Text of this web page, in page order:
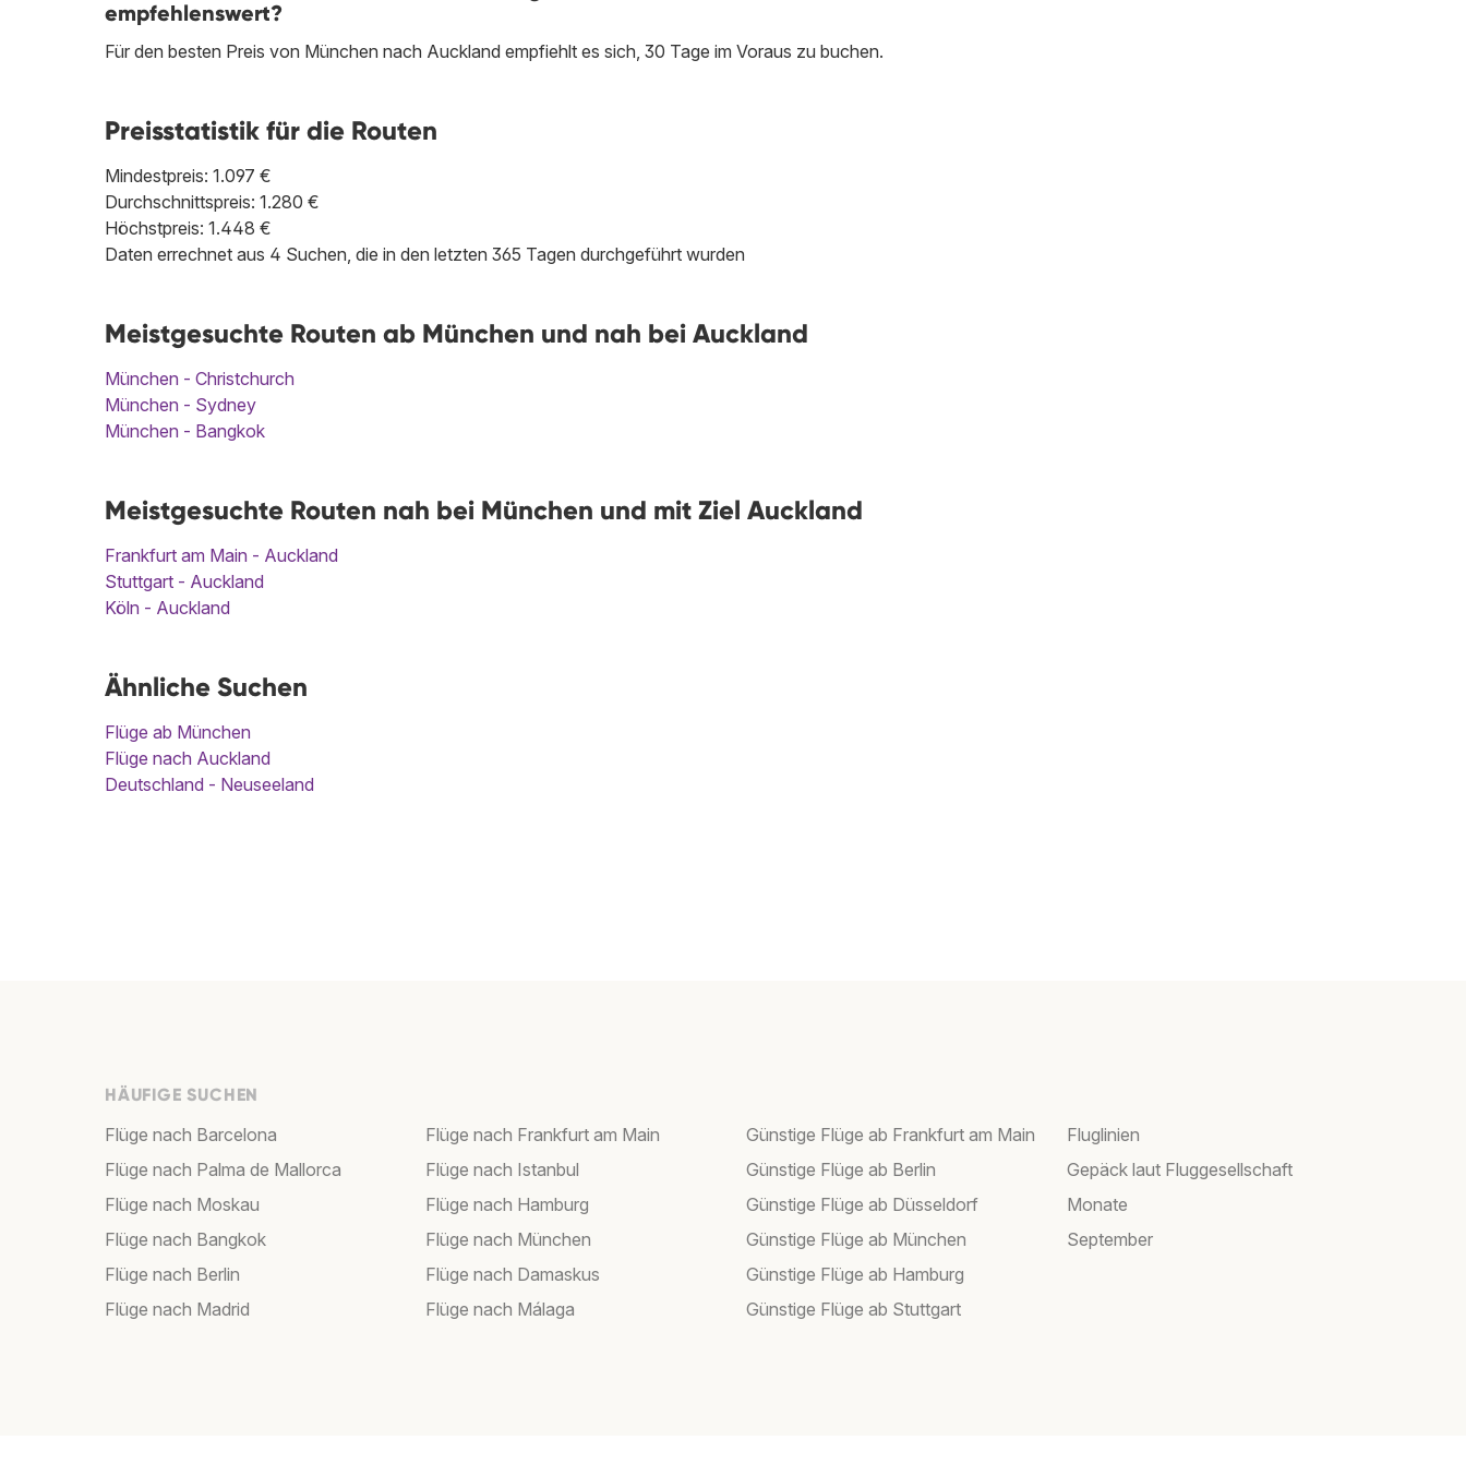
empfehlenswert?
Für den besten Preis von München nach Auckland empfiehlt es sich, 30 Tage im Voraus zu buchen.
Preisstatistik für die Routen
Mindestpreis: 1.097 €
Durchschnittspreis: 1.280 €
Höchstpreis: 1.448 €
Daten errechnet aus 4 Suchen, die in den letzten 365 Tagen durchgeführt wurden
Meistgesuchte Routen ab München und nah bei Auckland
München - Christchurch
München - Sydney
München - Bangkok
Meistgesuchte Routen nah bei München und mit Ziel Auckland
Frankfurt am Main - Auckland
Stuttgart - Auckland
Köln - Auckland
Ähnliche Suchen
Flüge ab München
Flüge nach Auckland
Deutschland - Neuseeland
HÄUFIGE SUCHEN
Flüge nach Barcelona
Flüge nach Palma de Mallorca
Flüge nach Moskau
Flüge nach Bangkok
Flüge nach Berlin
Flüge nach Madrid
Flüge nach Frankfurt am Main
Flüge nach Istanbul
Flüge nach Hamburg
Flüge nach München
Flüge nach Damaskus
Flüge nach Málaga
Günstige Flüge ab Frankfurt am Main
Günstige Flüge ab Berlin
Günstige Flüge ab Düsseldorf
Günstige Flüge ab München
Günstige Flüge ab Hamburg
Günstige Flüge ab Stuttgart
Fluglinien
Gepäck laut Fluggesellschaft
Monate
September